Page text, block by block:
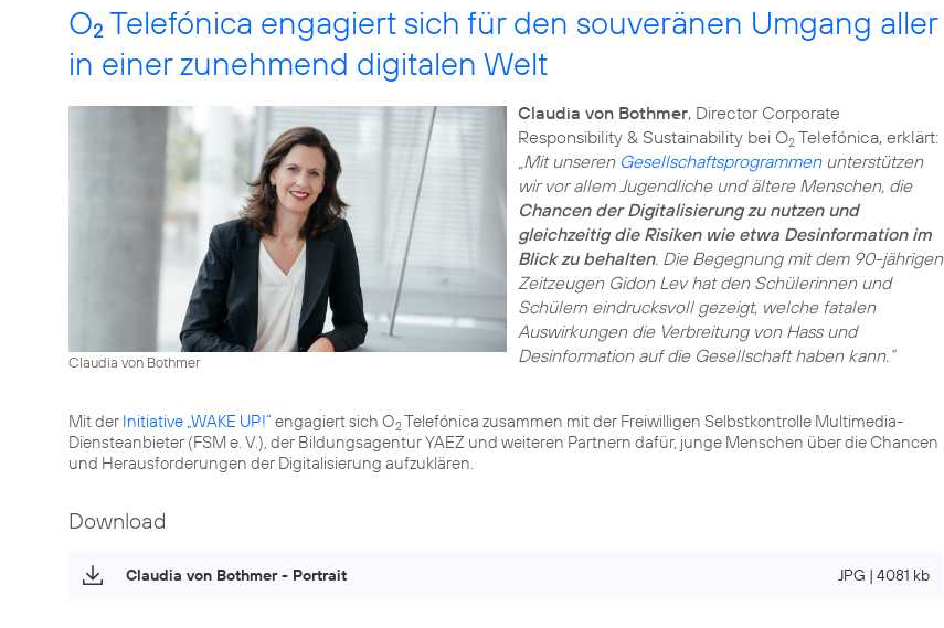
O2 Telefónica engagiert sich für den souveränen Umgang aller
in einer zunehmend digitalen Welt
Claudia von Bothmer
Claudia von Bothmer, Director Corporate
Responsibility & Sustainability bei O2Telefónica, erklärt:
„Mit unseren Gesellschaftsprogrammenunterstützen
wir vor allem Jugendliche und ältere Menschen, die
Chancen der Digitalisierung zu nutzen und
gleichzeitig die Risiken wie etwa Desinformation im
Blick zu behalten. Die Begegnung mit dem 90-jährigen
Zeitzeugen Gidon Lev hat den Schülerinnen und
Schülern eindrucksvoll gezeigt, welche fatalen
Auswirkungen die Verbreitung von Hass und
Desinformation auf die Gesellschaft haben kann.“
Mit der Initiative „WAKE UP!“ engagiert sich O2Telefónica zusammen mit der Freiwilligen Selbstkontrolle Multimedia-
Diensteanbieter (FSM e. V.), der Bildungsagentur YAEZ und weiteren Partnern dafür, junge Menschen über die Chancen
und Herausforderungen der Digitalisierung aufzuklären.
Download
Claudia von Bothmer - Portrait JPG | 4081 kb